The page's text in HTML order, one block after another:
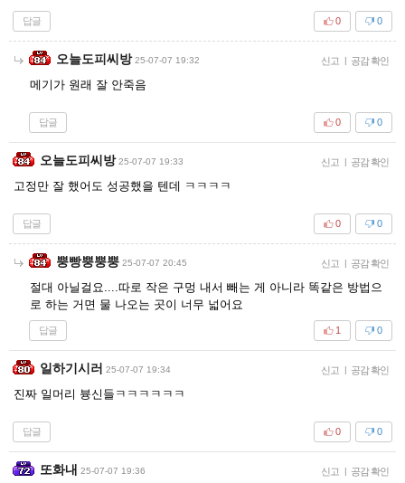
답글 0
0
오늘도피씨방 25-07-07 19:32 신고 | 공감 확인
메기가 원래 잘 안죽음
답글 0
0
오늘도피씨방 25-07-07 19:33 신고 | 공감 확인
고정만 잘 했어도 성공했을 텐데 ㅋㅋㅋㅋ
답글 0
0
뿡빵뿡뿡뿡 25-07-07 20:45 신고 | 공감 확인
절대 아닐걸요....따로 작은 구멍 내서 빼는 게 아니라 똑같은 방법으
로 하는 거면 물 나오는 곳이 너무 넓어요
답글 0
1
일하기시러 25-07-07 19:34 신고 | 공감 확인
진짜 일머리 븅신들ㅋㅋㅋㅋㅋㅋ
답글 0
0
또화내 25-07-07 19:36 신고 | 공감 확인